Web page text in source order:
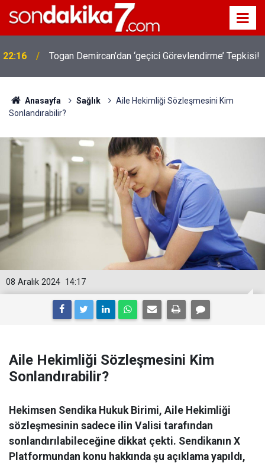
22:16 Togan Demircan’dan ‘geçici Görevlendirme’ Tepkisi!
Anasayfa Sağlık
Aile Hekimliği Sözleşmesini Kim
Sonlandırabilir?
14:17
08 Aralık 2024
Aile Hekimliği Sözleşmesini Kim
Sonlandırabilir?
Hekimsen Sendika Hukuk Birimi, Aile Hekimliği
sözleşmesinin sadece ilin Valisi tarafından
sonlandırılabileceğine dikkat çekti. Sendikanın X
Platformundan konu hakkında şu açıklama yapıldı,